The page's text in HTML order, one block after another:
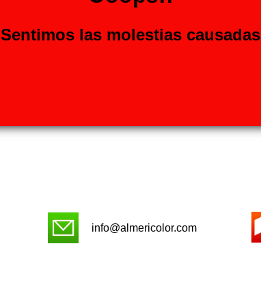
Sentimos las molestias causadas
info@almericolor.com